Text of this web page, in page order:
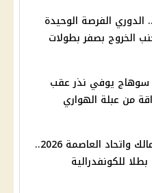
الفرصة الوحيدة
الخروج بصفر بطولات
سوهاج يوفي نذر عقب
من عبلة الهواري
نتيجة مباراة الزمالك واتحاد العاصمة 2026..
للكونفدرالية